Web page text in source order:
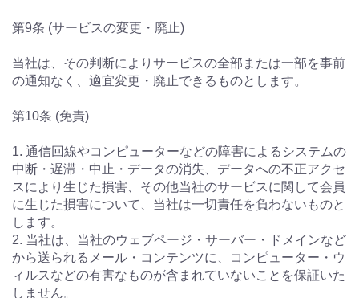
第9条 (サービスの変更・廃止)
当社は、その判断によりサービスの全部または一部を事前
の通知なく、適宜変更・廃止できるものとします。
第10条 (免責)
1. 通信回線やコンピューターなどの障害によるシステムの
中断・遅滞・中止・データの消失、データへの不正アクセ
スにより生じた損害、その他当社のサービスに関して会員
に生じた損害について、当社は一切責任を負わないものと
します。
2. 当社は、当社のウェブページ・サーバー・ドメインなど
から送られるメール・コンテンツに、コンピューター・ウ
ィルスなどの有害なものが含まれていないことを保証いた
しません。